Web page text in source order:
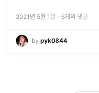
2021년 5월 1일 · 6개의 댓글
by pyk0844